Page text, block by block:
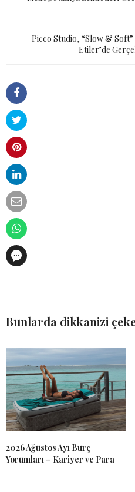
Picco Studio, “Slow & Soft”
Etiler’de
Bunlarda dikkanizi
2026 Ağustos Ayı Burç
Yorumları – Kariyer ve Para